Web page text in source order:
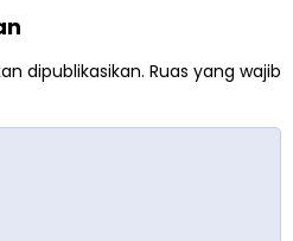
dipublikasikan. Ruas yang wajib